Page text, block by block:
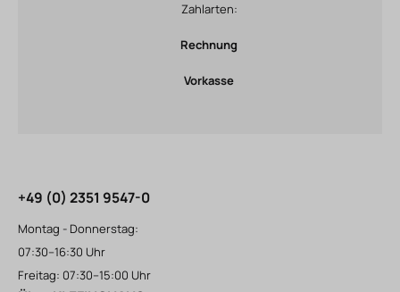
Zahlarten:
Rechnung
Vorkasse
+49 (0) 2351 9547-0
Montag - Donnerstag:
07:30–16:30 Uhr
Freitag: 07:30–15:00 Uhr